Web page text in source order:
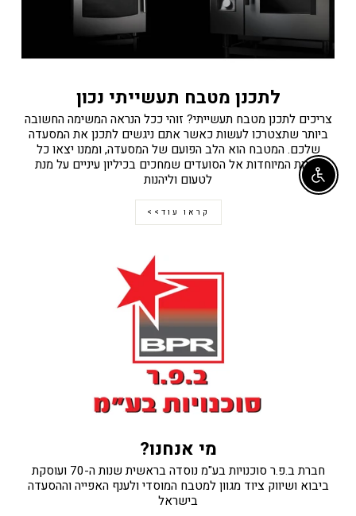
לתכנן מטבח תעשייתי נכון
צריכים לתכנן מטבח תעשייתי? זוהי ככל הנראה המשימה החשובה
ביותר שתצטרכו לעשות כאשר אתם ניגשים לתכנן את המסעדה
שלכם. המטבח הוא הלב הפועם של המסעדה, וממנו יצאו כל
המנות המיוחדות אל הסועדים שמחכים בכיליון עיניים על מנת
לטעום וליהנות
קראו עוד>>
מי אנחנו?
חברת ב.פ.ר סוכנויות בע"מ נוסדה בראשית שנות ה-70 ועוסקת
ביבוא ושיווק ציוד מגוון למטבח המוסדי ולענף האפייה וההסעדה
בישראל
Enable accessibility